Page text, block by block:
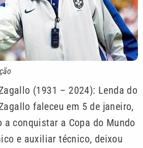
(1931 – 2024): Lenda do
faleceu em 5 de janeiro,
a conquistar a Copa do Mundo
e auxiliar técnico, deixou